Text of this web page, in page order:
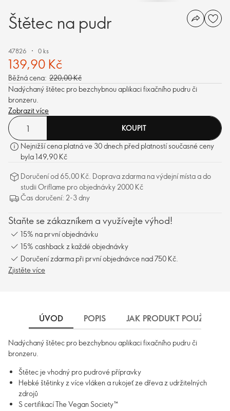
Štětec na pudr
47826 0 ks
139,90 Kč
Běžná cena: 220,00 Kč
Nadýchaný štětec pro bezchybnou aplikaci fixačního pudru či
bronzeru.
Zobrazit více
KOUPIT
Nejnižší cena platná ve 30 dnech před platností současné ceny
byla 149,90 Kč
Doručení od 65,00 Kč. Doprava zdarma na výdejní místa a do
studii Oriflame pro objednávky 2000 Kč
Čas doručení: 2-3 dny
Staňte se zákazníkem a využívejte výhod!
15% na první objednávku
15% cashback z každé objednávky
Doručení zdarma při první objednávce nad 750 Kč.
Zjistěte více
ÚVOD POPIS JAK PRODUKT POUŽÍVAT
Nadýchaný štětec pro bezchybnou aplikaci fixačního pudru či
bronzeru.
Štětec je vhodný pro pudrové přípravky
Hebké štětinky z více vláken a rukojeť ze dřeva z udržitelných
zdrojů
S certifikací The Vegan Society™